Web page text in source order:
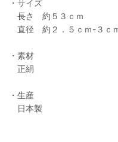
・サイズ
長さ 約５３ｃｍ
直径 約２．５ｃｍ-３ｃ
・素材
正絹
・生産
日本製